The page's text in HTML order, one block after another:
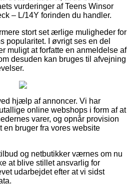
vurderinger af Teens Winsor
– L/14Y forinden du handler.
stort set ærlige muligheder for
popularitet. I øvrigt ses en del
muligt at forfatte en anmeldelse af
desuden kan bruges til afvejning
hjælp af annoncer. Vi har
online webshops i form af at
varer, og opnår provision
bruger fra vores website
og netbutikker værnes om nu
at blive stillet ansvarlig for
udarbejdet efter at vi sidst